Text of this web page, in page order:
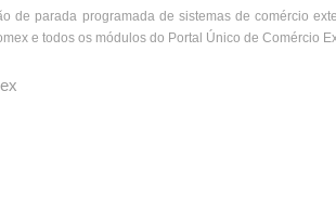
de parada programada de sistemas de comércio
e todos os módulos do Portal Único de Comércio